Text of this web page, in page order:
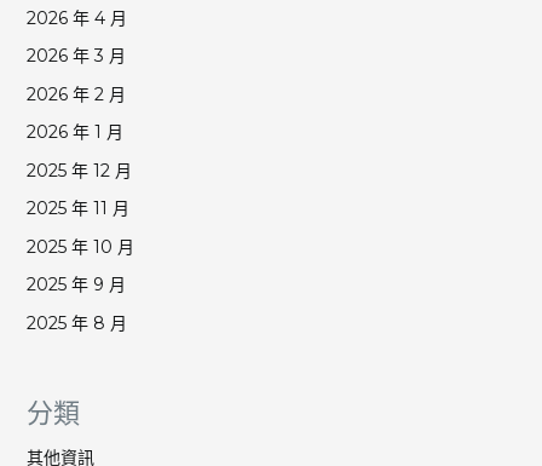
2026 年 4 月
2026 年 3 月
2026 年 2 月
2026 年 1 月
2025 年 12 月
2025 年 11 月
2025 年 10 月
2025 年 9 月
2025 年 8 月
分類
其他資訊